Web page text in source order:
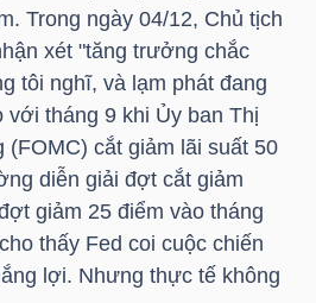
Trong ngày 04/12, Chủ tịch
xét "tăng trưởng chắc
tôi nghĩ, và lạm phát đang
với tháng 9 khi Ủy ban Thị
cắt giảm lãi suất 50
diễn giải đợt cắt giảm
giảm 25 điểm vào tháng
thấy Fed coi cuộc chiến
lợi. Nhưng thực tế không